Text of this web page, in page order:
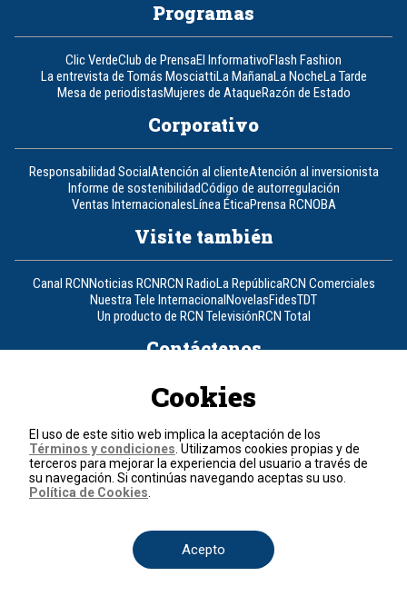
Programas
Clic VerdeClub de PrensaEl InformativoFlash Fashion
La entrevista de Tomás MosciattiLa MañanaLa NocheLa Tarde
Mesa de periodistasMujeres de AtaqueRazón de Estado
Corporativo
Responsabilidad SocialAtención al clienteAtención al inversionista
Informe de sostenibilidadCódigo de autorregulación
Ventas InternacionalesLínea ÉticaPrensa RCNOBA
Visite también
Canal RCNNoticias RCNRCN RadioLa RepúblicaRCN Comerciales
Nuestra Tele InternacionalNovelasFidesTDT
Un producto de RCN TelevisiónRCN Total
Contáctenos
Teléfono+57 (601) 426 92 92
Política de datos personales
Política de cookies
Términos y condiciones
Organización Ardila Lülle - www.oal.com.co
Cookies
El uso de este sitio web implica la aceptación de los
Términos y condiciones . Utilizamos cookies propias y de
terceros para mejorar la experiencia del usuario a través de
su navegación. Si continúas navegando aceptas su uso.
Política de Cookies
Acepto